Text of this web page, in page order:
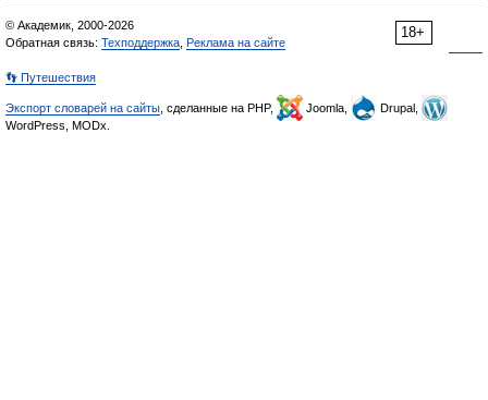
18+
© Академик, 2000-2026
Обратная связь: Техподдержка Реклама на сайте
👣 Путешествия
Экспорт словарей на сайты , сделанные на PHP, Joomla,
Drupal,
WordPress, MODx.